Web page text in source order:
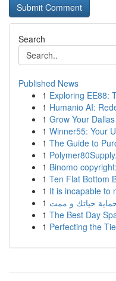
Search
Published News
1 Exploring EE88:
1 Humanio AI:
1 Grow Your
1 Winner55: Your
1 The Guide to
1
1 Binomo
1 Ten Flat Bottom
1 It is incapable to
1
1 The Best Day
1 Perfecting the